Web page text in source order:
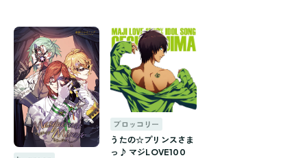
ブロッコリー
うたの☆プリンスさま
っ♪ マジLOVE100